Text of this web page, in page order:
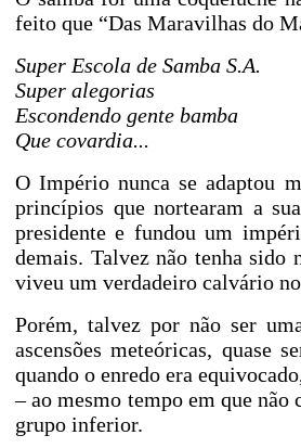
feito que “Das Maravilhas do
Super Escola de Samba S.A.
Super alegorias
Escondendo gente bamba
Que covardia...
O Império nunca se adaptou
princípios que nortearam a
presidente e fundou um
demais. Talvez não tenha sido
viveu um verdadeiro calvário
Porém, talvez por não ser
ascensões meteóricas, quase
quando o enredo era
– ao mesmo tempo em que
grupo inferior.